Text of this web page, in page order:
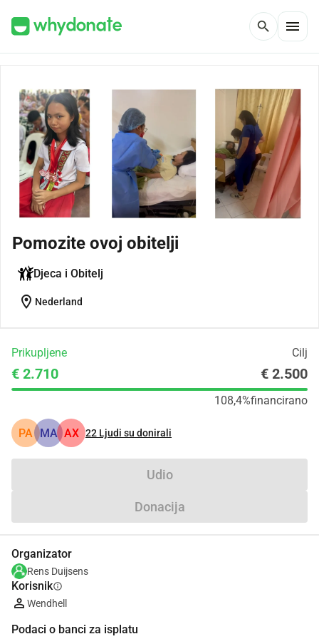
search menu
Pomozite ovoj obitelji
Djeca i Obitelj
location_on Nederland
Prikupljene Cilj
€ 2.710 € 2.500
108,4%financirano
PA MA AX 22 Ljudi su donirali
Udio
Donacija
Organizator
Rens Duijsens
Korisnikinfo
Wendhell
Podaci o banci za isplatu